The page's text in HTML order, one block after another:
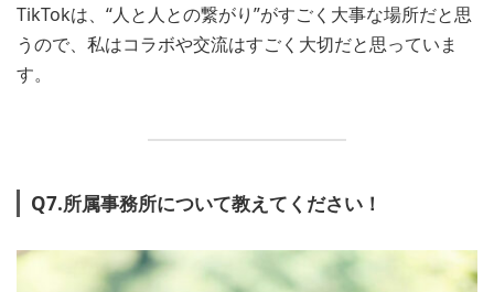
TikTokは、“人と人との繋がり”がすごく大事な場所だと思
うので、私はコラボや交流はすごく大切だと思っていま
す。
Q7.所属事務所について教えてください！